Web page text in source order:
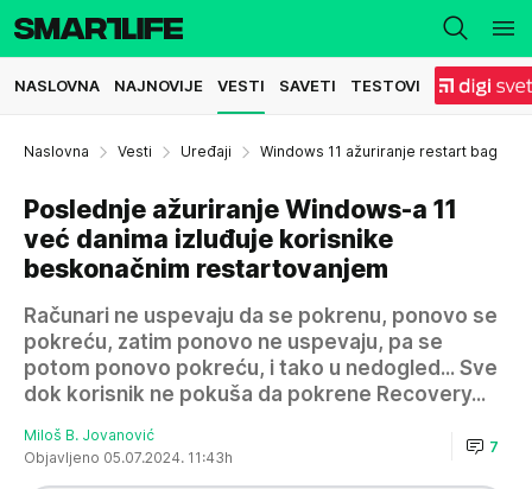
NASLOVNA NAJNOVIJE VESTI SAVETI TESTOVI
Naslovna Vesti Uređaji Windows 11 ažuriranje restart bag
Poslednje ažuriranje Windows-a 11
već danima izluđuje korisnike
beskonačnim restartovanjem
Računari ne uspevaju da se pokrenu, ponovo se
pokreću, zatim ponovo ne uspevaju, pa se
potom ponovo pokreću, i tako u nedogled... Sve
dok korisnik ne pokuša da pokrene Recovery...
Miloš B. Jovanović
Objavljeno 05.07.2024. 11:43h
7